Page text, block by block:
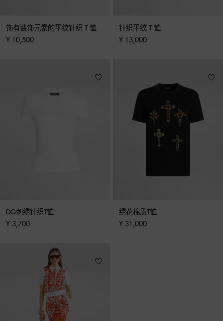
饰有装饰元素的平纹针织 T 恤
¥ 10,500
针织平纹 T 恤
¥ 13,000
DG刺绣针织T恤
¥ 3,700
绣花棉质T恤
¥ 31,000